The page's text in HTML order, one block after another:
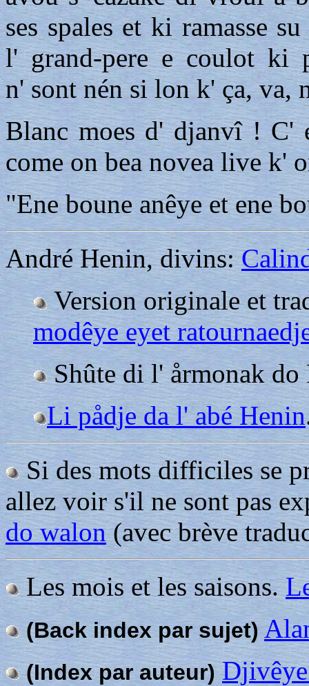
ses spales et ki ramasse
l' grand-pere e coulot ki
n' sont nén si lon k' ça, va,
Blanc moes d' djanvî ! C'
come on bea novea live k'
"Ene boune anêye et ene
André Henin, divins:
Version originale et
modêye eyet
Shûte di l' årmonak
Li pådje da l' abé Henin
Si des mots difficiles se
allez voir s'il ne sont pas
do walon (avec brève
Les mois et les saisons.
(Back index par sujet)
(Index par auteur)